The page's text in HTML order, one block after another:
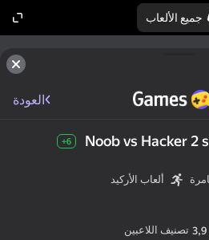
جميع الألعاب
العودة
Noob vs Hacker 2
6+
ألعاب الأركيد
3,9 تصنيف اللاعبين